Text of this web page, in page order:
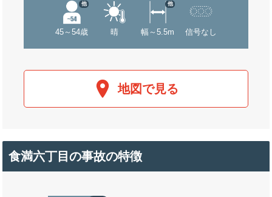
45～54歳
他
晴 幅～5.5m
他
信号なし
地図で見る
食満六丁目の事故の特徴